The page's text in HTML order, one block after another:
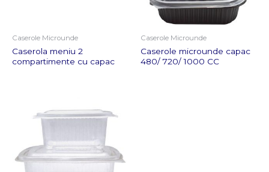
Caserole Microunde
Caserola meniu 2
compartimente cu capac
Caserole Microunde
Caserole microunde capac
480/ 720/ 1000 CC